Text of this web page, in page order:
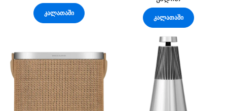
კალათაში
კალათაში